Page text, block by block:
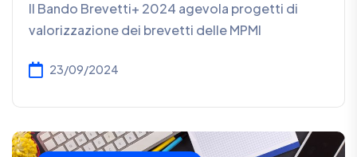
Il Bando Brevetti+ 2024 agevola progetti di
valorizzazione dei brevetti delle MPMI
23/09/2024